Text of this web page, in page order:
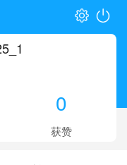
0
获赞